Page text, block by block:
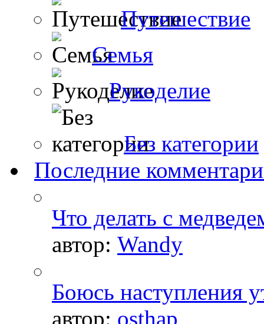
Путешествие
Семья
Рукоделие
Без категории
Последние
Что делать с
автор: Wandy
Боюсь наступления
автор: osthap